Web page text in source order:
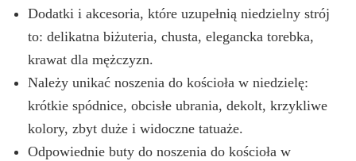
Dodatki i akcesoria, które uzupełnią niedzielny strój
to: delikatna biżuteria, chusta, elegancka torebka,
krawat dla mężczyzn.
Należy unikać noszenia do kościoła w niedzielę:
krótkie spódnice, obcisłe ubrania, dekolt, krzykliwe
kolory, zbyt duże i widoczne tatuaże.
Odpowiednie buty do noszenia do kościoła w